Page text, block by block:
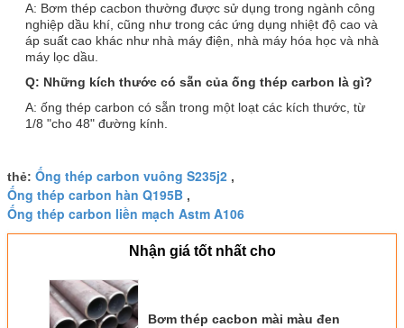
A: Bơm thép cacbon thường được sử dụng trong ngành công
nghiệp dầu khí, cũng như trong các ứng dụng nhiệt độ cao và
áp suất cao khác như nhà máy điện, nhà máy hóa học và nhà
máy lọc dầu.
Q: Những kích thước có sẵn của ống thép carbon là gì?
A: ống thép carbon có sẵn trong một loạt các kích thước, từ
1/8 "cho 48" đường kính.
thẻ: Ống thép carbon vuông S235j2 ,
Ống thép carbon hàn Q195B ,
Ống thép carbon liền mạch Astm A106
Nhận giá tốt nhất cho
Bơm thép cacbon mài màu đen